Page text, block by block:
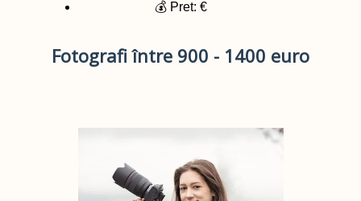
💰 Pret: €
Fotografi între 900 - 1400 euro